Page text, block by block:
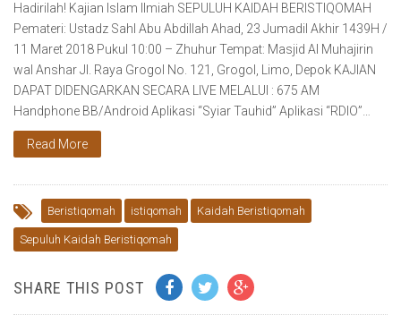
Hadirilah! Kajian Islam Ilmiah SEPULUH KAIDAH BERISTIQOMAH
Pemateri: Ustadz Sahl Abu Abdillah Ahad, 23 Jumadil Akhir 1439H /
11 Maret 2018 Pukul 10:00 – Zhuhur Tempat: Masjid Al Muhajirin
wal Anshar Jl. Raya Grogol No. 121, Grogol, Limo, Depok KAJIAN
DAPAT DIDENGARKAN SECARA LIVE MELALUI : 675 AM
Handphone BB/Android Aplikasi “Syiar Tauhid” Aplikasi “RDIO”…
Read More
Beristiqomah istiqomah Kaidah Beristiqomah
Sepuluh Kaidah Beristiqomah
SHARE THIS POST